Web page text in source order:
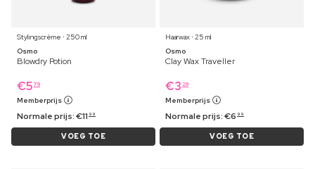
Stylingscrème ⋅ 250 ml
Osmo
Blowdry Potion
€5 79
Memberprijs
Normale prijs:€11 99
VOEG TOE
Haarwax ⋅ 25 ml
Osmo
Clay Wax Traveller
€3 29
Memberprijs
Normale prijs:€6 99
VOEG TOE